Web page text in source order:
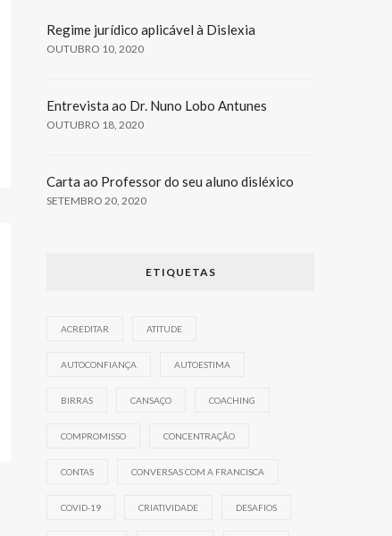
Regime jurídico aplicável à Dislexia
OUTUBRO 10, 2020
Entrevista ao Dr. Nuno Lobo Antunes
OUTUBRO 18, 2020
Carta ao Professor do seu aluno disléxico
SETEMBRO 20, 2020
ETIQUETAS
ACREDITAR ATITUDE
AUTOCONFIANÇA AUTOESTIMA
BIRRAS CANSAÇO COACHING
COMPROMISSO CONCENTRAÇÃO
CONTAS CONVERSAS COM A FRANCISCA
COVID-19 CRIATIVIDADE DESAFIOS